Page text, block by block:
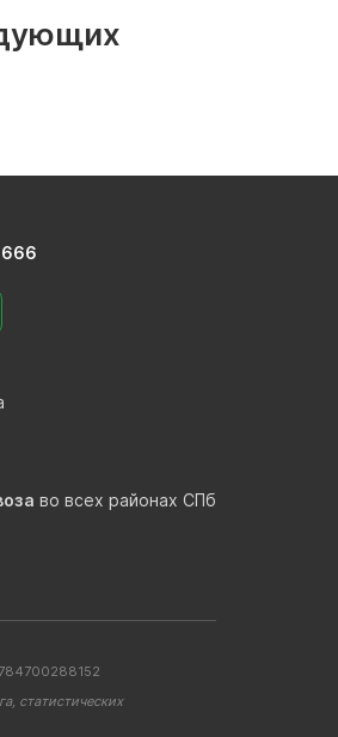
во всех районах СПб
статистических